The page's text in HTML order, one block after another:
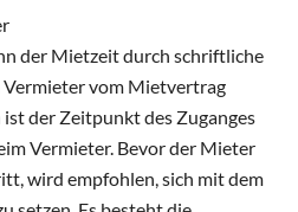
der Mietzeit durch schriftliche
Vermieter vom Mietvertrag
der Zeitpunkt des Zuganges
Vermieter. Bevor der Mieter
wird empfohlen, sich mit dem